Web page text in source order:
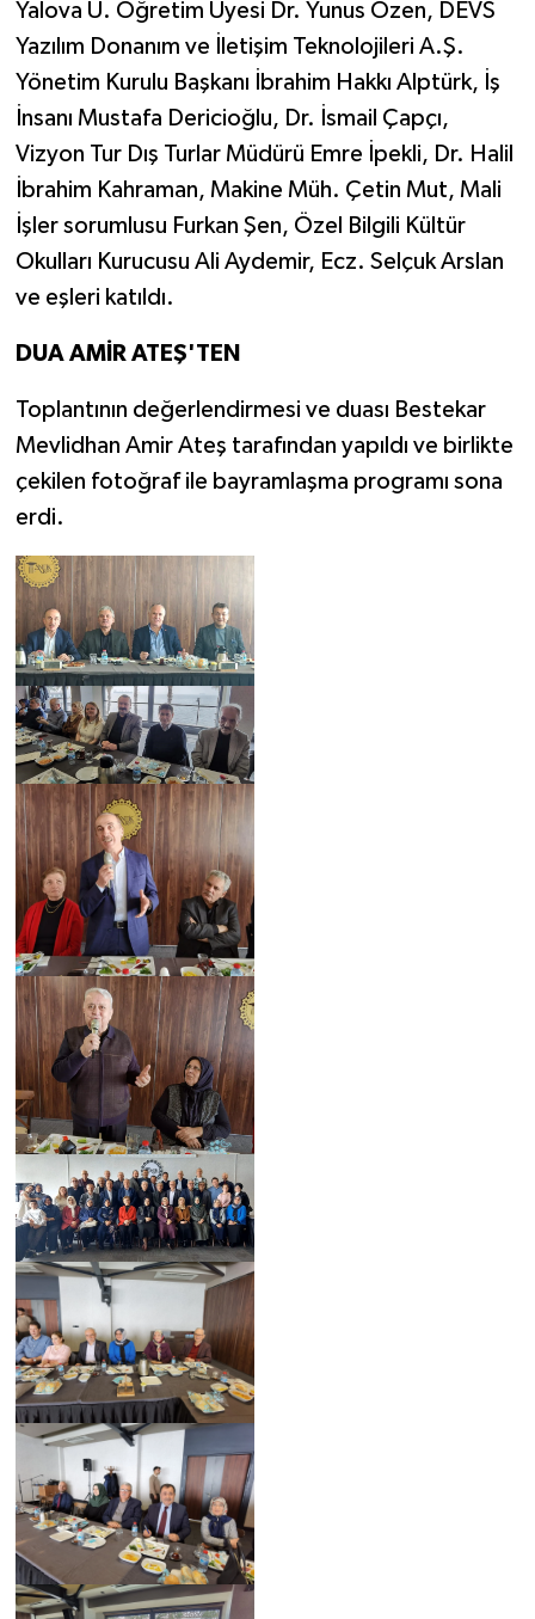
Yalova Ü. Öğretim Üyesi Dr. Yunus Özen, DEVS
Yazılım Donanım ve İletişim Teknolojileri A.Ş.
Yönetim Kurulu Başkanı İbrahim Hakkı Alptürk, İş
İnsanı Mustafa Dericioğlu, Dr. İsmail Çapçı,
Vizyon Tur Dış Turlar Müdürü Emre İpekli, Dr. Halil
İbrahim Kahraman, Makine Müh. Çetin Mut, Mali
İşler sorumlusu Furkan Şen, Özel Bilgili Kültür
Okulları Kurucusu Ali Aydemir, Ecz. Selçuk Arslan
ve eşleri katıldı.
DUA AMİR ATEŞ'TEN
Toplantının değerlendirmesi ve duası Bestekar
Mevlidhan Amir Ateş tarafından yapıldı ve birlikte
çekilen fotoğraf ile bayramlaşma programı sona
erdi.